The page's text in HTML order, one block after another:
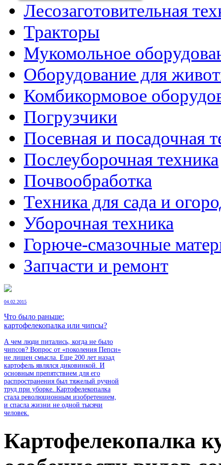
Лесозаготовительная
Тракторы
Мукомольное
Оборудование для
Комбикормовое
Погрузчики
Посевная и посадочная
Послеуборочная техника
Почвообработка
Техника для сада и
Уборочная техника
Горюче-смазочные
Запчасти и ремонт
04.02.2015
Что было раньше:
картофелекопалка или чипсы?
А чем люди питались, когда не было
чипсов? Вопрос от «поколения Пепси»
не лишен смысла. Еще 200 лет назад
картофель являлся диковинкой. И
основным препятствием для его
распространения был тяжелый ручной
труд при уборке. Картофелекопалка
стала революционным изобретением,
и спасла жизни не одной тысячи
человек.
Картофелекопалка